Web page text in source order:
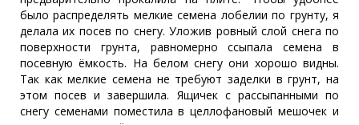
было распределять мелкие семена лобелии по грунту, я
делала их посев по снегу. Уложив ровный слой снега по
поверхности грунта, равномерно ссыпала семена в
посевную ёмкость. На белом снегу они хорошо видны.
Так как мелкие семена не требуют заделки в грунт, на
этом посев и завершила. Ящичек с рассыпанными по
снегу семенами поместила в целлофановый мешочек и